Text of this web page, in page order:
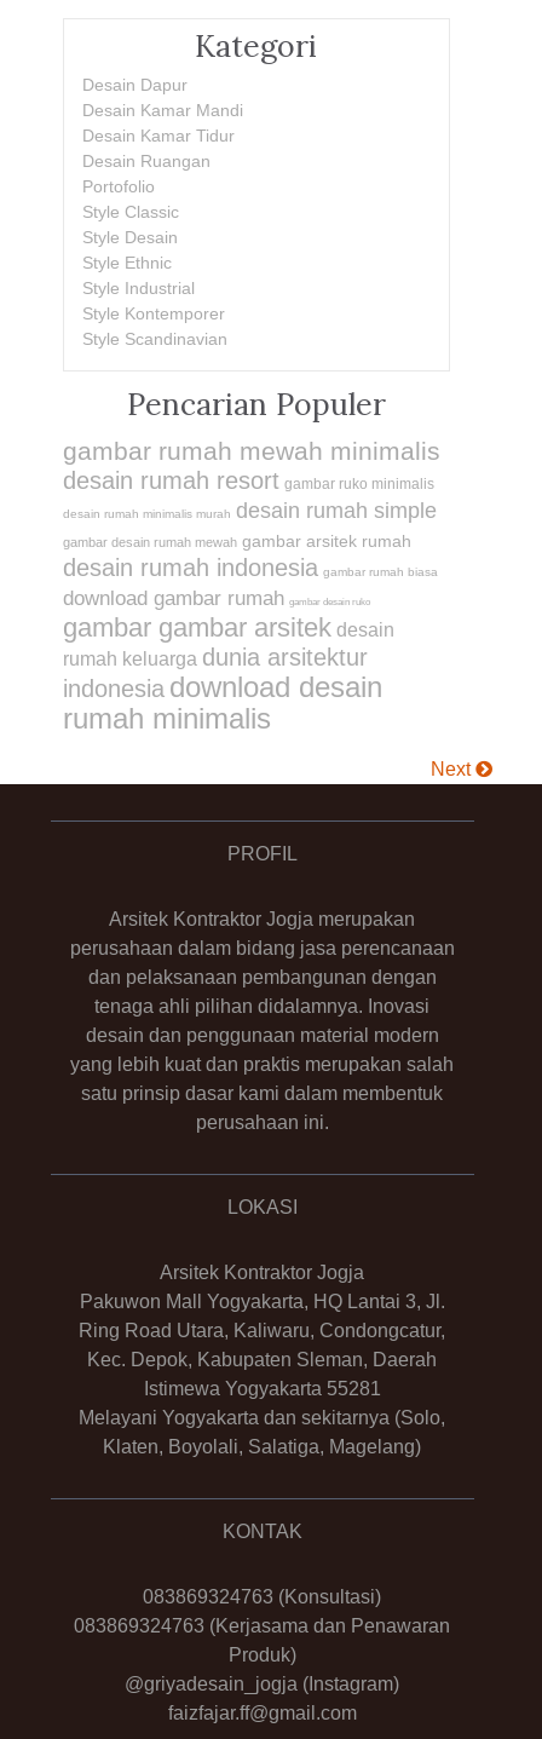
Kategori
Desain Dapur
Desain Kamar Mandi
Desain Kamar Tidur
Desain Ruangan
Portofolio
Style Classic
Style Desain
Style Ethnic
Style Industrial
Style Kontemporer
Style Scandinavian
Pencarian Populer
gambar rumah mewah minimalis
desain rumah resort gambar ruko minimalis
desain rumah minimalis murah desain rumah simple
gambar desain rumah mewah gambar arsitek rumah
desain rumah indonesia gambar rumah biasa
download gambar rumah gambar desain ruko
gambar gambar arsitek desain
rumah keluarga dunia arsitektur
indonesia download desain
rumah minimalis
Next
PROFIL
Arsitek Kontraktor Jogja merupakan
perusahaan dalam bidang jasa perencanaan
dan pelaksanaan pembangunan dengan
tenaga ahli pilihan didalamnya. Inovasi
desain dan penggunaan material modern
yang lebih kuat dan praktis merupakan salah
satu prinsip dasar kami dalam membentuk
perusahaan ini.
LOKASI
Arsitek Kontraktor Jogja
Pakuwon Mall Yogyakarta, HQ Lantai 3, Jl.
Ring Road Utara, Kaliwaru, Condongcatur,
Kec. Depok, Kabupaten Sleman, Daerah
Istimewa Yogyakarta 55281
Melayani Yogyakarta dan sekitarnya (Solo,
Klaten, Boyolali, Salatiga, Magelang)
KONTAK
083869324763 (Konsultasi)
083869324763 (Kerjasama dan Penawaran
Produk)
@griyadesain_jogja (Instagram)
faizfajar.ff@gmail.com